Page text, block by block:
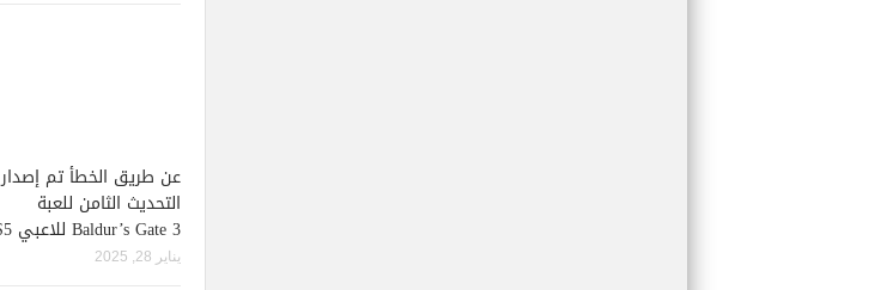
عن طريق الخطأ تم إصدار
التحديث الثامن للعبة
Baldur’s Gate 3 للاعبي PS5
يناير 28, 2025